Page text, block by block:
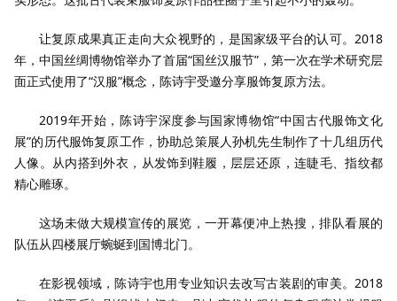
让复原成果真正走向大众视野的，是国家级平台的认可。2018
年，中国丝绸博物馆举办了首届“国丝汉服节”，第一次在学术研究层
面正式使用了“汉服”概念，陈诗宇受邀分享服饰复原方法。
2019年开始，陈诗宇深度参与国家博物馆“中国古代服饰文化
展”的历代服饰复原工作，协助总策展人孙机先生制作了十几组历代
人像。从内搭到外衣，从发饰到鞋履，层层还原，连睫毛、指纹都
精心雕琢。
这场未做大规模宣传的展览，一开幕便冲上热搜，排队看展的
队伍从四楼展厅蜿蜒到国博北门。
在影视领域，陈诗宇也用专业知识去改写古装剧的审美。2018